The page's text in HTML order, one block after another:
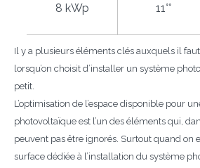
8 kWp 11°°
Il y a plusieurs éléments clés auxquels il
lorsqu’on choisit d’installer un système
petit.
L’optimisation de l’espace disponible pour
photovoltaïque est l’un des éléments qui,
peuvent pas être ignorés. Surtout quand on
surface dédiée à l’installation du système